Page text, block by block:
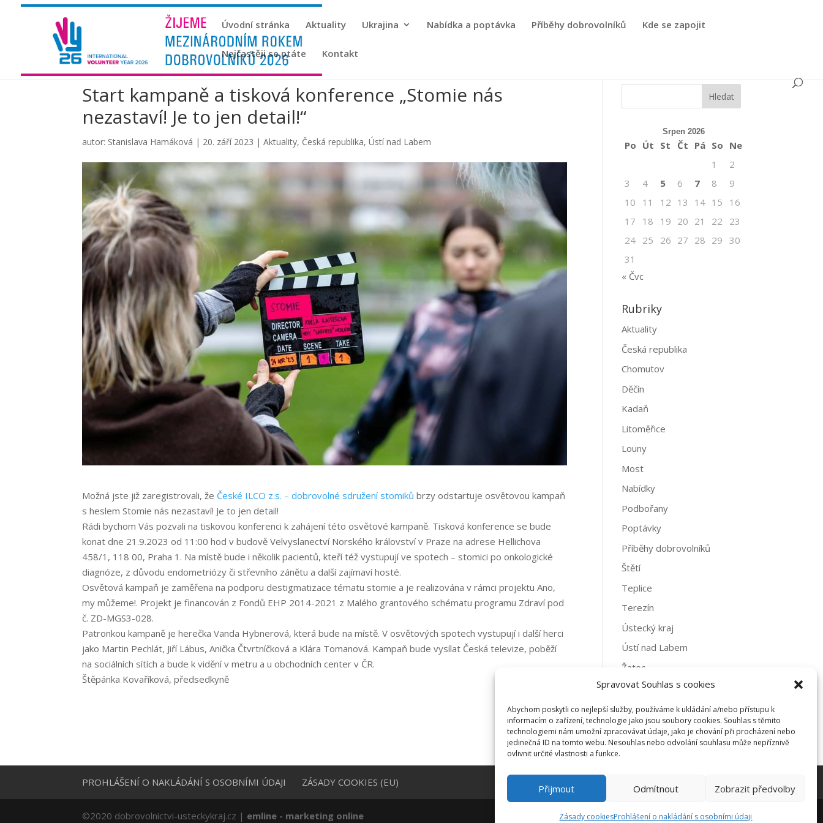
Spravovat Souhlas s cookies
Abychom poskytli co nejlepší služby, používáme k ukládání a/nebo přístupu k
informacím o zařízení, technologie jako jsou soubory cookies. Souhlas s těmito
technologiemi nám umožní zpracovávat údaje, jako je chování při procházení nebo
jedinečná ID na tomto webu. Nesouhlas nebo odvolání souhlasu může nepříznivě
ovlivnit určité vlastnosti a funkce.
Přijmout Odmítnout Zobrazit předvolby
Zásady cookiesProhlášení o nakládání s osobními údaji
Úvodní stránka Aktuality Ukrajina Nabídka a poptávka Příběhy dobrovolníků Kde se zapojit
Nejčastěji se ptáte Kontakt
Start kampaně a tisková konference „Stomie nás
nezastaví! Je to jen detail!“
autor: Stanislava Hamáková | 20. září 2023 |Aktuality, Česká republika,Ústí nad Labem
Možná jste již zaregistrovali, že České ILCO z.s. – dobrovolné sdružení stomiků brzy odstartuje osvětovou kampaň
s heslem Stomie nás nezastaví! Je to jen detail!
Rádi bychom Vás pozvali na tiskovou konferenci k zahájení této osvětové kampaně. Tisková konference se bude
konat dne 21.9.2023 od 11:00 hod v budově Velvyslanectví Norského království v Praze na adrese Hellichova
458/1, 118 00, Praha 1. Na místě bude i několik pacientů, kteří též vystupují ve spotech – stomici po onkologické
diagnóze, z důvodu endometriózy či střevního zánětu a další zajímaví hosté.
Osvětová kampaň je zaměřena na podporu destigmatizace tématu stomie a je realizována v rámci projektu Ano,
my můžeme!. Projekt je financován z Fondů EHP 2014-2021 z Malého grantového schématu programu Zdraví pod
č. ZD-MGS3-028.
Patronkou kampaně je herečka Vanda Hybnerová, která bude na místě. V osvětových spotech vystupují i další herci
jako Martin Pechlát, Jiří Lábus, Anička Čtvrtníčková a Klára Tomanová. Kampaň bude vysílat Česká televize, poběží
na sociálních sítích a bude k vidění v metru a u obchodních center v ČR.
Štěpánka Kovaříková, předsedkyně
Srpen 2026
Po Út St Čt Pá So Ne
1
2
3
4 5 6 7 8
9
10
11 12 13 14 15
16
17
18 19 20 21 22
23
24 25 26 27 28 29
30
31
« Čvc
Rubriky
Aktuality
Česká republika
Chomutov
Děčín
Kadaň
Litoměřice
Louny
Most
Nabídky
Podbořany
Poptávky
Příběhy dobrovolníků
Štětí
Teplice
Terezín
Ústecký kraj
Ústí nad Labem
Žatec
Archivy
PROHLÁŠENÍ O NAKLÁDÁNÍ S OSOBNÍMI ÚDAJI ZÁSADY COOKIES (EU)
©2020 dobrovolnictvi-usteckykraj.cz | emline - marketing online